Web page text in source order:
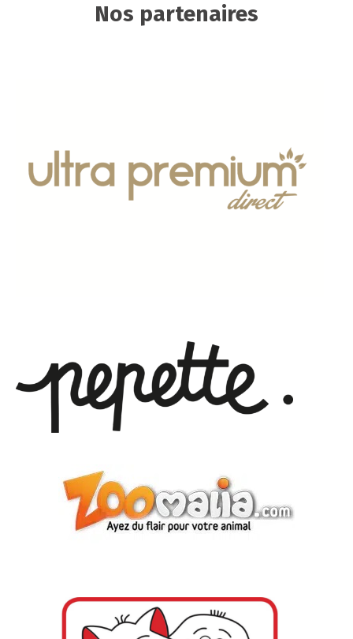
Nos partenaires